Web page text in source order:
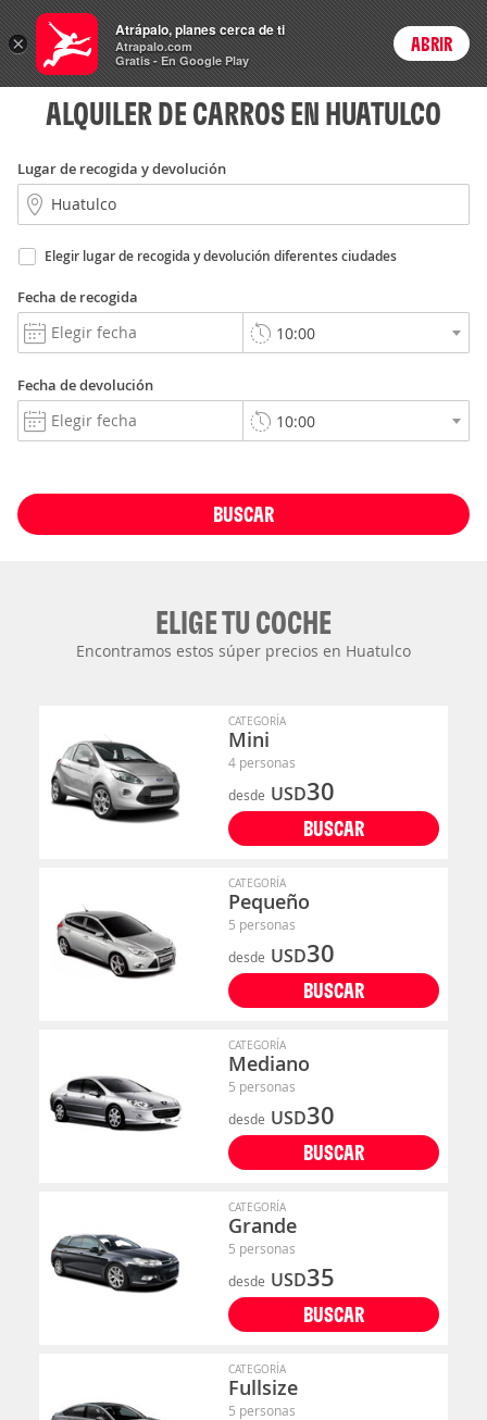
Rent
a Car Login
ALQUILER DE CARROS EN HUATULCO
Lugar de recogida y devolución
Elegir lugar de recogida y devolución diferentes ciudades
Fecha de recogida
Fecha de devolución
BUSCAR
ELIGE TU COCHE
Encontramos estos súper precios en Huatulco
CATEGORÍA
Mini
4 personas
desde USD30
BUSCAR
CATEGORÍA
Pequeño
5 personas
desde USD30
BUSCAR
CATEGORÍA
Mediano
5 personas
desde USD30
BUSCAR
CATEGORÍA
Grande
5 personas
desde USD35
BUSCAR
CATEGORÍA
Fullsize
5 personas
×
Atrápalo, planes cerca de ti
Atrapalo.com
Gratis - En Google Play
ABRIR